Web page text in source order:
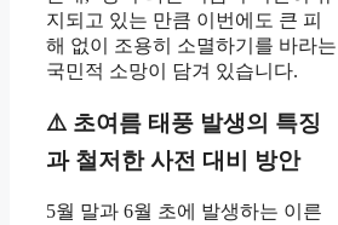
지되고 있는 만큼 이번에도 큰 피
해 없이 조용히 소멸하기를 바라는
국민적 소망이 담겨 있습니다.
⚠️ 초여름 태풍 발생의 특징
과 철저한 사전 대비 방안
5월 말과 6월 초에 발생하는 이른